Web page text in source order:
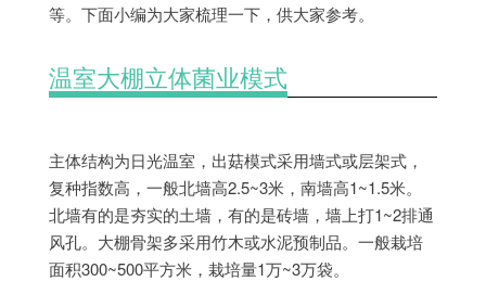
等。下面小编为大家梳理一下，供大家参考。
温室大棚立体菌业模式
主体结构为日光温室，出菇模式采用墙式或层架式，
复种指数高，一般北墙高2.5~3米，南墙高1~1.5米。
北墙有的是夯实的土墙，有的是砖墙，墙上打1~2排通
风孔。大棚骨架多采用竹木或水泥预制品。一般栽培
面积300~500平方米，栽培量1万~3万袋。